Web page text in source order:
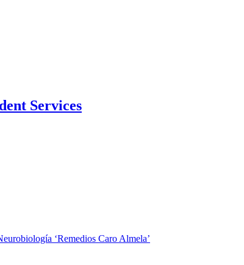
Services
‘Remedios Caro Almela’